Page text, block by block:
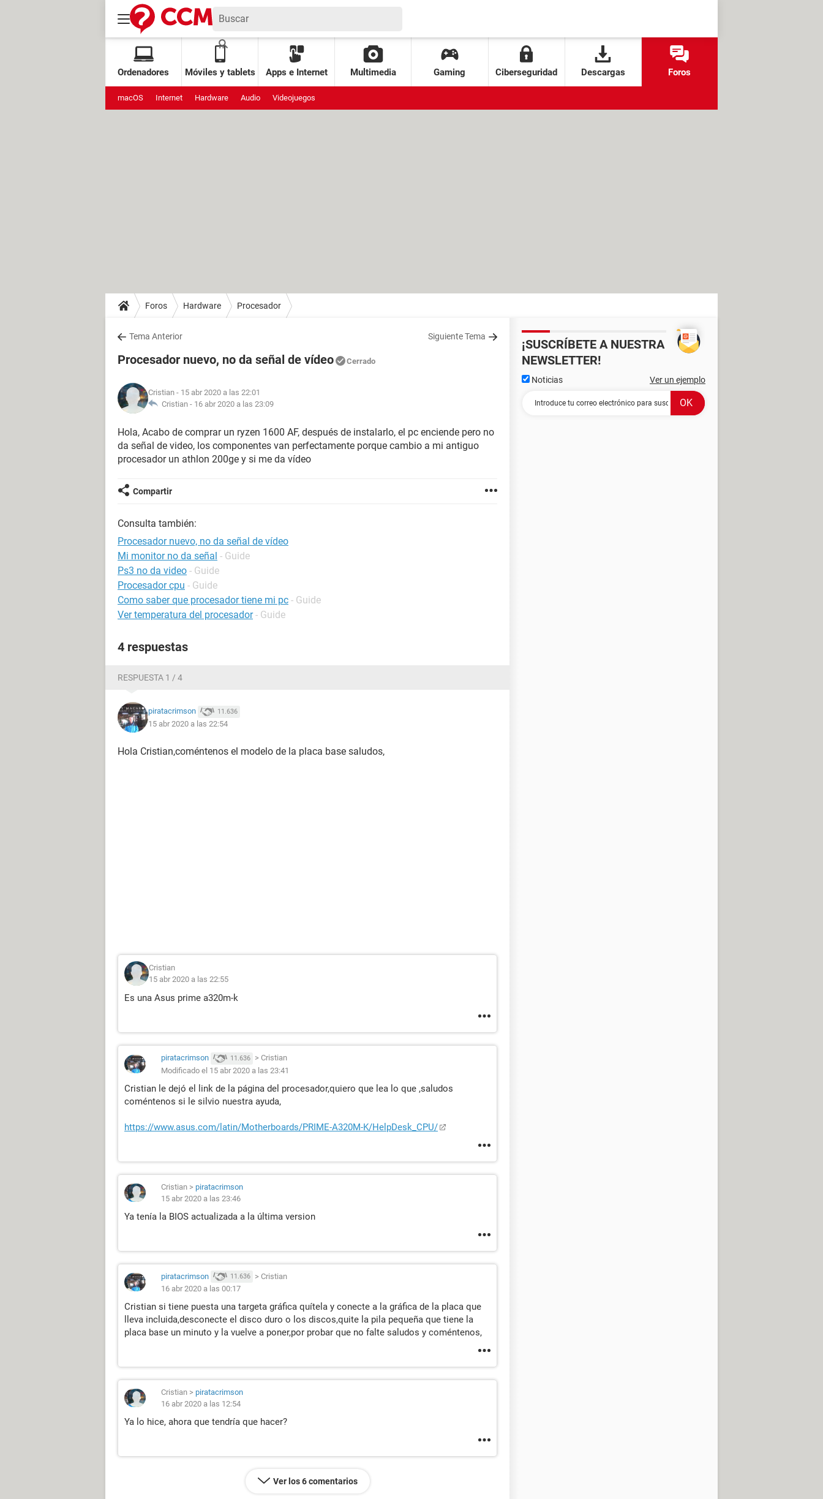
Ordenadores Móviles y tablets Apps e Internet Multimedia Gaming Ciberseguridad Descargas Foros
macOS Internet Hardware Audio Videojuegos
Foros Hardware Procesador
Tema Anterior Siguiente Tema
Procesador nuevo, no da señal de vídeo Cerrado
Cristian - 15 abr 2020 a las 22:01
Cristian - 16 abr 2020 a las 23:09
Hola, Acabo de comprar un ryzen 1600 AF, después de instalarlo, el pc enciende pero no
da señal de video, los componentes van perfectamente porque cambio a mi antiguo
procesador un athlon 200ge y si me da vídeo
Compartir
Consulta también:
Procesador nuevo, no da señal de vídeo
Mi monitor no da señal - Guide
Ps3 no da video - Guide
Procesador cpu - Guide
Como saber que procesador tiene mi pc - Guide
Ver temperatura del procesador - Guide
4 respuestas
RESPUESTA 1 / 4
piratacrimson 11.636
15 abr 2020 a las 22:54
Hola Cristian,coméntenos el modelo de la placa base saludos,
Cristian
15 abr 2020 a las 22:55
Es una Asus prime a320m-k
piratacrimson 11.636 > Cristian
Modificado el 15 abr 2020 a las 23:41
Cristian le dejó el link de la página del procesador,quiero que lea lo que ,saludos
coméntenos si le silvio nuestra ayuda,
https://www.asus.com/latin/Motherboards/PRIME-A320M-K/HelpDesk_CPU/
Cristian > piratacrimson
15 abr 2020 a las 23:46
Ya tenía la BIOS actualizada a la última version
piratacrimson 11.636 > Cristian
16 abr 2020 a las 00:17
Cristian si tiene puesta una targeta gráfica quítela y conecte a la gráfica de la placa que
lleva incluida,desconecte el disco duro o los discos,quite la pila pequeña que tiene la
placa base un minuto y la vuelve a poner,por probar que no falte saludos y coméntenos,
Cristian > piratacrimson
16 abr 2020 a las 12:54
Ya lo hice, ahora que tendría que hacer?
Ver los 6 comentarios
¡SUSCRÍBETE A NUESTRA
NEWSLETTER!
Noticias Ver un ejemplo